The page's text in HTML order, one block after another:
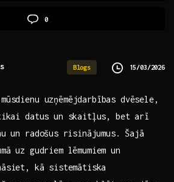
0
Blogs 15/03/2026
uzņēmējdarbības dvēsele,
datus un ‍skaitļus, bet ⁤arī⁣
⁤un radošus ⁣risinājumus. Šajā⁣
uz gudriem lēmumiem un
kā ⁣sistemātiska